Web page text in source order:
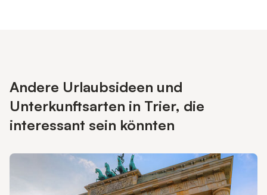
Andere Urlaubsideen und
Unterkunftsarten in Trier, die
interessant sein könnten